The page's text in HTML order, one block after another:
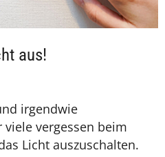
aus!
irgendwie
vergessen beim
Licht auszuschalten.